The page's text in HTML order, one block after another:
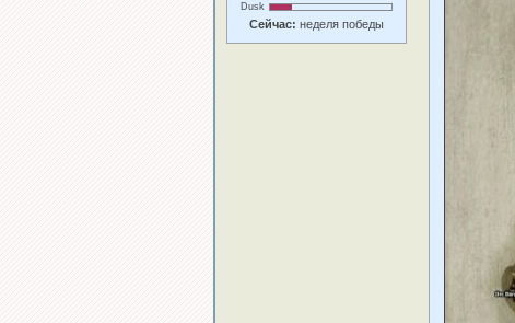
Dusk
Сейчас: неделя победы